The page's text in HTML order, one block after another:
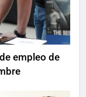
empleo de